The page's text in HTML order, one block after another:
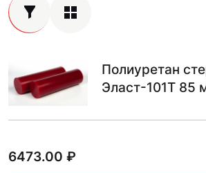
Полиуретан
Эласт-101Т 85
6473.00 ₽